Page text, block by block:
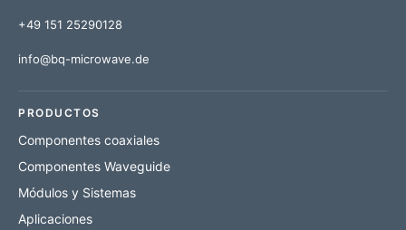
+49 151 25290128
info@bq-microwave.de
PRODUCTOS
Componentes coaxiales
Componentes Waveguide
Módulos y Sistemas
Aplicaciones